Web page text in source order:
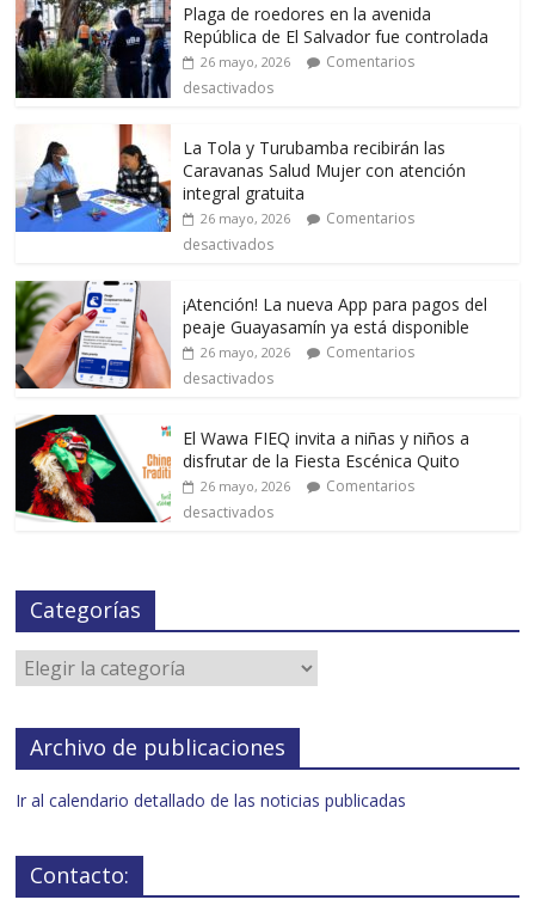
Plaga de roedores en la avenida
República de El Salvador fue controlada
26 mayo, 2026
Comentarios
desactivados
La Tola y Turubamba recibirán las
Caravanas Salud Mujer con atención
integral gratuita
26 mayo, 2026
Comentarios
desactivados
¡Atención! La nueva App para pagos del
peaje Guayasamín ya está disponible
26 mayo, 2026
Comentarios
desactivados
El Wawa FIEQ invita a niñas y niños a
disfrutar de la Fiesta Escénica Quito
26 mayo, 2026
Comentarios
desactivados
Categorías
Archivo de publicaciones
Ir al calendario detallado de las noticias publicadas
Contacto: